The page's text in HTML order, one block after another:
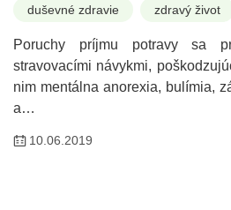
duševné zdravie zdravý život
Poruchy príjmu potravy sa
stravovacími návykmi,
nim mentálna anorexia, bulímia,
a…
10.06.2019